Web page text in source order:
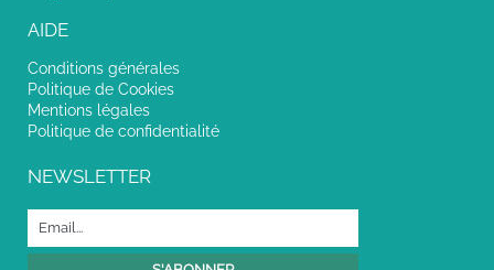
AIDE
Conditions générales
Politique de Cookies
Mentions légales
Politique de confidentialité
NEWSLETTER